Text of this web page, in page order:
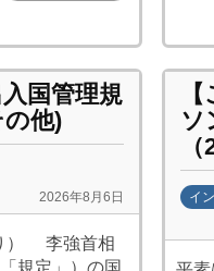
構
(
c
i
国管理規
他)
2026年8月6日
） 李強首相
規定」）の国
ソ
イ